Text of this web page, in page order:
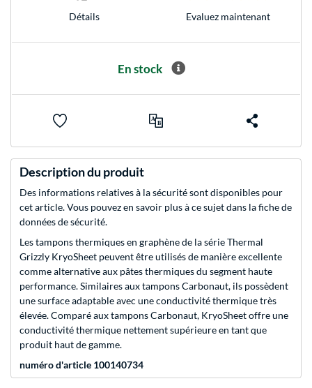
Détails Evaluez maintenant
En stock
Description du produit
Des informations relatives à la sécurité sont disponibles pour
cet article. Vous pouvez en savoir plus à ce sujet dans la fiche de
données de sécurité.
Les tampons thermiques en graphène de la série Thermal
Grizzly KryoSheet peuvent être utilisés de manière excellente
comme alternative aux pâtes thermiques du segment haute
performance. Similaires aux tampons Carbonaut, ils possèdent
une surface adaptable avec une conductivité thermique très
élevée. Comparé aux tampons Carbonaut, KryoSheet offre une
conductivité thermique nettement supérieure en tant que
produit haut de gamme.
numéro d'article 100140734